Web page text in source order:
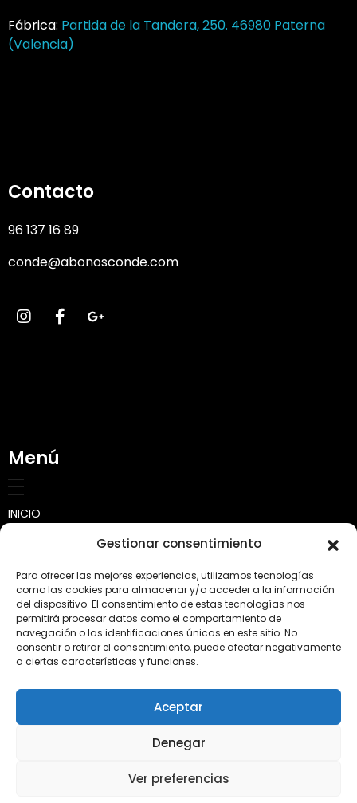
Gestionar consentimiento
Para ofrecer las mejores experiencias, utilizamos tecnologías
como las cookies para almacenar y/o acceder a la información
del dispositivo. El consentimiento de estas tecnologías nos
permitirá procesar datos como el comportamiento de
navegación o las identificaciones únicas en este sitio. No
consentir o retirar el consentimiento, puede afectar negativamente
a ciertas características y funciones.
Aceptar
Denegar
Ver preferencias
Fábrica: Partida de la Tandera, 250. 46980 Paterna
(Valencia)
Contacto
96 137 16 89
conde@abonosconde.com
Menú
INICIO
SOBRE NOSOTROS
Quienes somos
Misión, visión y valores
Transporte
CALCULADORA
TRABAJOS
PRODUCTOS
Tierra para jardín y huertos
Áridos y Piedras
CONSEJOS
Abonos Conde SL · Calle Villa de Bilbao, 38-B. 46980 Paterna
Diseño web·Aviso legal